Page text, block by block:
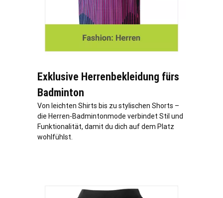
Exklusive Herrenbekleidung fürs
Badminton
Von leichten Shirts bis zu stylischen Shorts –
die Herren-Badmintonmode verbindet Stil und
Funktionalität, damit du dich auf dem Platz
wohlfühlst.